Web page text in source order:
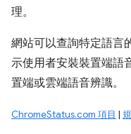
理。
網站可以查詢特定語言
示使用者安裝裝置端語
置端或雲端語音辨識。
ChromeStatus.com 項目 |